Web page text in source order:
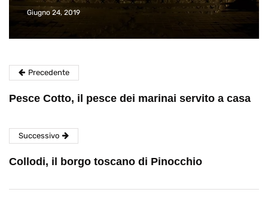
Giugno 24, 2019
Precedente
Pesce Cotto, il pesce dei marinai servito a casa
Successivo
Collodi, il borgo toscano di Pinocchio